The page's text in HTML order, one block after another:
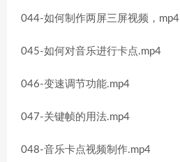
044-如何制作两屏三屏视频，mp4
045-如何对音乐进行卡点.mp4
046-变速调节功能.mp4
047-关键帧的用法.mp4
048-音乐卡点视频制作.mp4